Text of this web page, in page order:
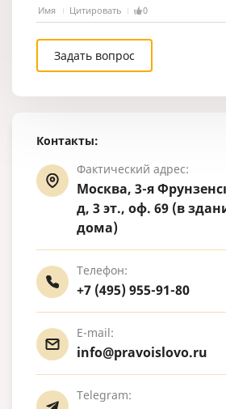
Контакты:
Фактический адрес:
Москва, 3-я
д, 3 эт., оф. 69 (в
дома)
Телефон:
+7 (495) 955-91-80
E-mail:
info@pravoislovo.ru
Telegram:
Имя Цитировать 0
Задать вопрос